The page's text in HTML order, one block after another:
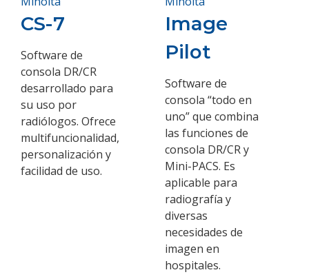
CS-7
Software de
consola DR/CR
desarrollado para
su uso por
radiólogos. Ofrece
multifuncionalidad,
personalización y
facilidad de uso.
Image
Pilot
Software de
consola “todo en
uno” que combina
las funciones de
consola DR/CR y
Mini-PACS. Es
aplicable para
radiografía y
diversas
necesidades de
imagen en
hospitales.